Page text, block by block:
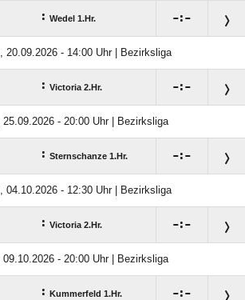
: Wedel 1.Hr. :
20.09.2026 - 14:00 Uhr | Bezirksliga
: Victoria 2.Hr. :
25.09.2026 - 20:00 Uhr | Bezirksliga
: Sternschanze 1.Hr. :
04.10.2026 - 12:30 Uhr | Bezirksliga
: Victoria 2.Hr. :
09.10.2026 - 20:00 Uhr | Bezirksliga
: Kummerfeld 1.Hr. :